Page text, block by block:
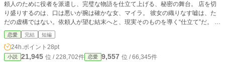
頼人のために役者を派遣し、完璧な物語を仕立て上げる、秘密の舞台。 店を切
り盛りするのは、口は悪いが腕は確かな女、マイラ。 彼女の織りなす嘘は、た
だの虚構ではない。依頼人が望む結末へと、現実そのものを導く“仕立て”だ。 あ
る日、王都から訪れた高位貴族が、切羽詰まった依頼を持ち込む。 その依頼
は、今までとは比べものにならないほど危うく、そして──ひとつの悲劇を装う
舞台の幕を上げることになる。 真実と虚構が絡み合い、最後に咲くのは青い薔
薇。 その花は、愛の証か、それとも精巧な嘘か。
恋愛 完結 短編
24h.ポイント 28pt
小説 21,945 位 / 228,702件 恋愛 9,557 位 / 66,345件